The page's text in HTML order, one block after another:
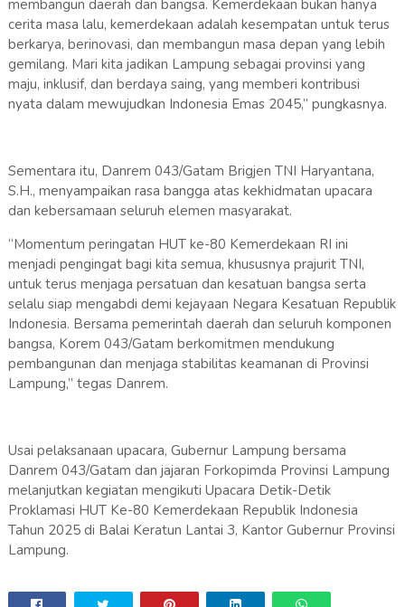
membangun daerah dan bangsa. Kemerdekaan bukan hanya
cerita masa lalu, kemerdekaan adalah kesempatan untuk terus
berkarya, berinovasi, dan membangun masa depan yang lebih
gemilang. Mari kita jadikan Lampung sebagai provinsi yang
maju, inklusif, dan berdaya saing, yang memberi kontribusi
nyata dalam mewujudkan Indonesia Emas 2045,” pungkasnya.
Sementara itu, Danrem 043/Gatam Brigjen TNI Haryantana,
S.H., menyampaikan rasa bangga atas kekhidmatan upacara
dan kebersamaan seluruh elemen masyarakat.
“Momentum peringatan HUT ke-80 Kemerdekaan RI ini
menjadi pengingat bagi kita semua, khususnya prajurit TNI,
untuk terus menjaga persatuan dan kesatuan bangsa serta
selalu siap mengabdi demi kejayaan Negara Kesatuan Republik
Indonesia. Bersama pemerintah daerah dan seluruh komponen
bangsa, Korem 043/Gatam berkomitmen mendukung
pembangunan dan menjaga stabilitas keamanan di Provinsi
Lampung,” tegas Danrem.
Usai pelaksanaan upacara, Gubernur Lampung bersama
Danrem 043/Gatam dan jajaran Forkopimda Provinsi Lampung
melanjutkan kegiatan mengikuti Upacara Detik-Detik
Proklamasi HUT Ke-80 Kemerdekaan Republik Indonesia
Tahun 2025 di Balai Keratun Lantai 3, Kantor Gubernur Provinsi
Lampung.